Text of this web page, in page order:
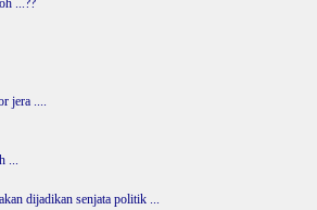
...??
jera ....
...
dijadikan senjata politik ...